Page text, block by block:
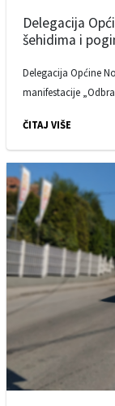
Delegacija
šehidima i
Delegacija Općine
manifestacije
ČITAJ VIŠE